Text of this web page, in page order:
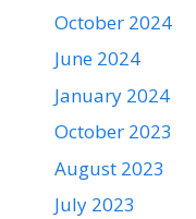
October 2024
June 2024
January 2024
October 2023
August 2023
July 2023